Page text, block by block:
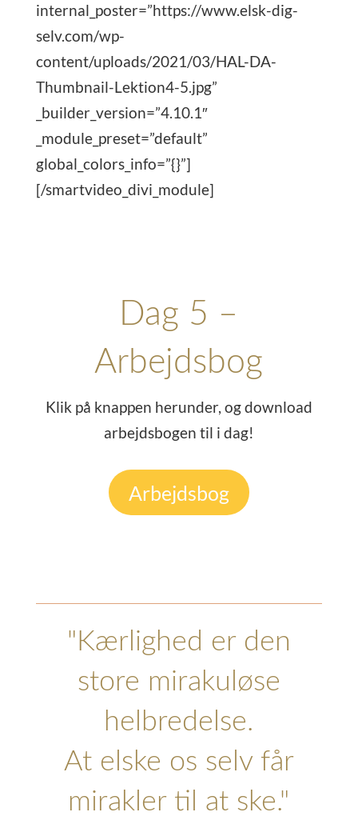
internal_poster=”https://www.elsk-dig-
selv.com/wp-
content/uploads/2021/03/HAL-DA-
Thumbnail-Lektion4-5.jpg”
_builder_version=”4.10.1″
_module_preset=”default”
global_colors_info=”{}”]
[/smartvideo_divi_module]
Dag 5 –
Arbejdsbog
Klik på knappen herunder, og download
arbejdsbogen til i dag!
Arbejdsbog
"Kærlighed er den
store mirakuløse
helbredelse.
At elske os selv får
mirakler til at ske."